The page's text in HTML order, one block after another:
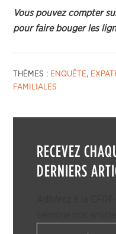
Vous pouvez compter
pour faire bouger les
THÈMES : ENQUÊTE,
FAMILIALES
RECEVEZ
DERNIERS